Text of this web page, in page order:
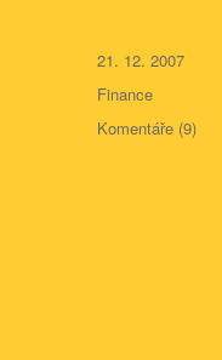
Publikováno:
21. 12. 2007
Rubriky:
Finance
Komentáře (9)